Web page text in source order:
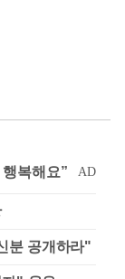
분 공개하라"